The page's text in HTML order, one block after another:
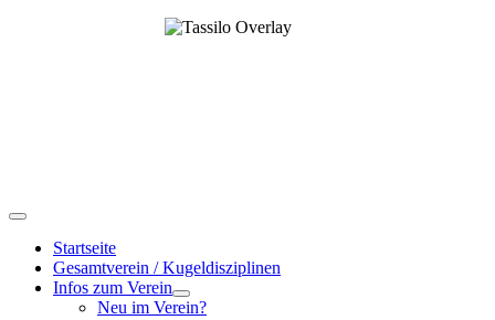
Startseite
Gesamtverein / Kugeldisziplinen
Infos zum Verein
Neu im Verein?